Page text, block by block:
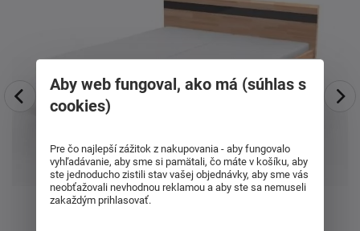
Aby web fungoval, ako má (súhlas s
cookies)
Pre čo najlepší zážitok z nakupovania - aby fungovalo
vyhľadávanie, aby sme si pamätali, čo máte v košíku, aby
ste jednoducho zistili stav vašej objednávky, aby sme vás
neobťažovali nevhodnou reklamou a aby ste sa nemuseli
zakaždým prihlasovať.